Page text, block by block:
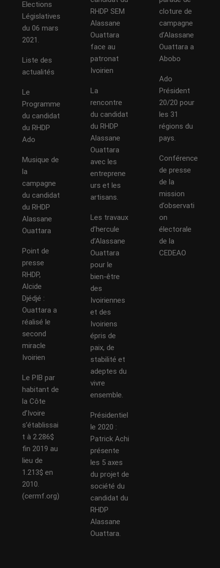
Elections
Législatives
du 06 mars
2021.
Liste des
actualités
Le
Programme
du candidat
du RHDP
Ado
Musique de
la
campagne
du candidat
du RHDP
Alassane
Ouattara
Point de
presse
RHDP,
Alcide
Djédjé :
Ouattara a
réalisé le
second
miracle
Ivoirien
Le PIB par
habitant de
la Côte
d’Ivoire
s’établissai
t à 2.286$
fin 2019 au
lieu de
1.213$ en
2010.
(cermf.org)
RHDP SEM
Alassane
Ouattara
face au
patronat
Ivoirien
La
rencontre
du candidat
du RHDP
Alassane
Ouattara
avec les
entreprene
urs et les
artisans.
Les travaux
d’hercule
d’Alassane
Ouattara
pour le
bien-être
des
Ivoiriennes
et des
Ivoiriens
épris de
paix, de
stabilité et
adeptes du
vivre
ensemble.
Présidentiel
le 2020 :
Patrick Achi
présente
les 5 axes
du projet de
société du
candidat du
RHDP
Alassane
Ouattara.
cloture de
campagne
d’Alassane
Ouattara a
Abobo
Ado
Président
20/20 pour
les 31
régions du
pays.
Conférence
de presse
de la
mission
d’observati
on
électorale
de la
CEDEAO